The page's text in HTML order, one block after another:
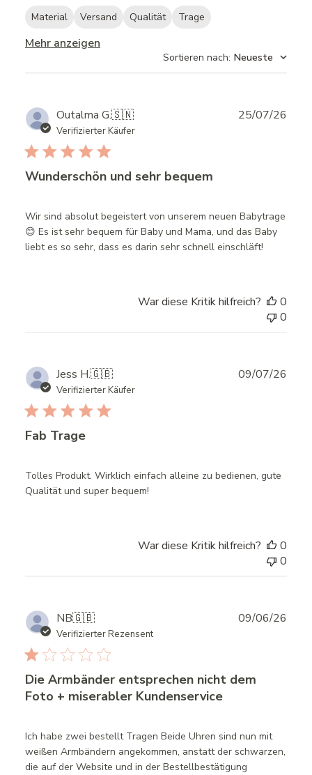
Material Versand Qualität Trage
Mehr anzeigen
Sortieren nach: Neueste
Outalma G.🇸🇳
Verifizierter Käufer
Wunderschön und sehr bequem
Wir sind absolut begeistert von unserem neuen Babytrage
😊 Es ist sehr bequem für Baby und Mama, und das Baby
liebt es so sehr, dass es darin sehr schnell einschläft!
25/07/26
War diese Kritik hilfreich?
0
0
Jess H.🇬🇧
Verifizierter Käufer
Fab Trage
Tolles Produkt. Wirklich einfach alleine zu bedienen, gute
Qualität und super bequem!
09/07/26
War diese Kritik hilfreich?
0
0
NB🇬🇧
Verifizierter Rezensent
Die Armbänder entsprechen nicht dem
Foto + miserabler Kundenservice
Ich habe zwei bestellt Tragen Beide Uhren sind nun mit
weißen Armbändern angekommen, anstatt der schwarzen,
die auf der Website und in der Bestellbestätigung
09/06/26